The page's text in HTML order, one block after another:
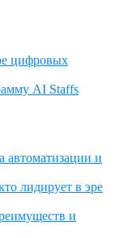
цифровых
AI Staffs
автоматизации и
лидирует в эре
и